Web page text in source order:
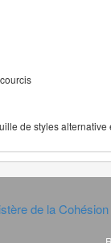
de styles alternative
de la